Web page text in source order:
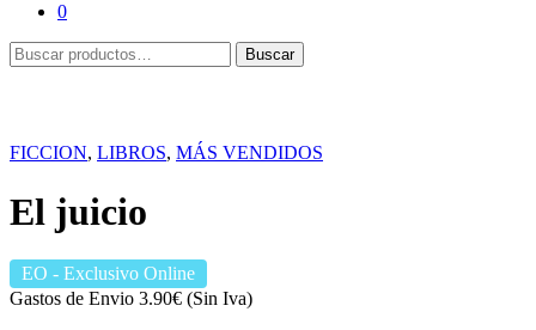
0
Buscar
por:
Buscar
FICCION, LIBROS, MÁS VENDIDOS
El juicio
EO - Exclusivo Online
Gastos de Envio 3.90€ (Sin Iva)